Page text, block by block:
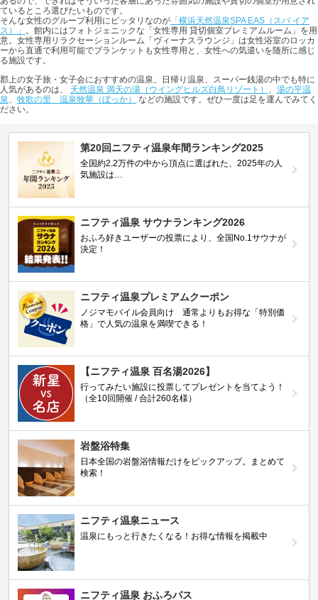
ているところ選びたいものです。
そんな女性のグループ利用にピッタリなのが 「横浜天然温泉SPA EAS（スパ イア
ス）」 。館内にはフォトジェニックな「女性専用 貸切個室プレミアムルーム」を用
意。女性専用リラクセーションルーム「ヴィーナスラウンジ」は女性浴室のロッカ
ーから直通で利用可能でブランケットも女性専用と、女性への気遣いを随所に感じ
る施設です。
郡上の女子旅・女子会におすすめの温泉、日帰り温泉、スーパー銭湯の中でも特に
人気があるのは、 天然温泉 満天の湯（ウイングヒルズ白鳥リゾート） 、 湯の平温
泉、 牧歌の里 温泉牧華（ぼっか）
などの施設です。ぜひ一度は足を運んでみてく
ださい。
第20回ニフティ温泉年間ランキング2025
全国約2.2万件の中から頂点に選ばれた、2025年の人
気施設は…
ニフティ温泉 サウナランキング2026
おふろ好きユーザーの投票により、全国No.1サウナが
決定！
ニフティ温泉プレミアムクーポン
ノジマモバイル会員向け 通常よりもお得な「特別価
格」で人気の温泉を満喫できる！
【ニフティ温泉 百名湯2026】
行ってみたい施設に投票してプレゼントを当てよう！
（全10回開催 / 合計260名様）
岩盤浴特集
日本全国の岩盤浴情報だけをピックアップ。まとめて
検索！
ニフティ温泉ニュース
温泉にもっと行きたくなる！お得な情報を掲載中
ニフティ温泉 おふろパス